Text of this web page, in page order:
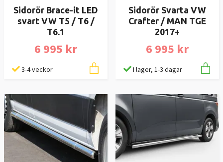
Sidorör Brace-it LED
svart VW T5 / T6 /
T6.1
6 995 kr
3-4 veckor
Sidorör Svarta VW
Crafter / MAN TGE
2017+
6 995 kr
I lager, 1-3 dagar